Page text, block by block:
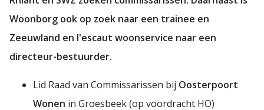
Woonborg ook op zoek naar een trainee en
Zeeuwland en l'escaut woonservice naar een
directeur-bestuurder.
Lid Raad van Commissarissen bij Oosterpoort
Wonen in Groesbeek (op voordracht HO)